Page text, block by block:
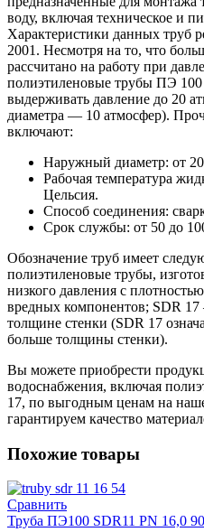
воду, включая техническое и
Характеристики данных труб
2001. Несмотря на то, что
рассчитано на работу при
полиэтиленовые трубы ПЭ
выдерживать давление до 20
диаметра — 10 атмосфер).
включают:
Наружный диаметр: от
Рабочая температура
Цельсия.
Способ соединения:
Срок службы: от 50 до
Обозначение труб имеет
полиэтиленовые трубы,
низкого давления с
вредных компонентов; SDR
толщине стенки (SDR 17
больше толщины стенки).
Вы можете приобрести
водоснабжения, включая
17, по выгодным ценам на
гарантируем качество
Похожие товары
Сравнить
Труба ПЭ100 SDR11 PN 16,0